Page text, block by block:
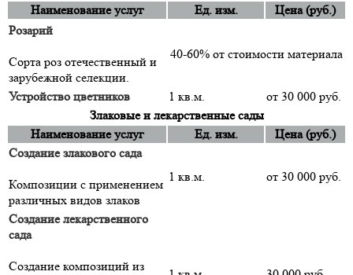
Наименование услуг
Ед. изм.
Цена (руб.)
Розарий
Сорта роз отечественный и
зарубежной селекции.
40-60% от стоимости материала
Устройство цветников 1 кв.м.
от 30 000 руб.
Злаковые и лекарственные сады
Наименование услуг
Ед. изм.
Цена (руб.)
Создание злакового сада
Композиции с применением
различных видов злаков
1 кв.м. от 30 000 руб.
Создание лекарственного
сада
Создание композиций из